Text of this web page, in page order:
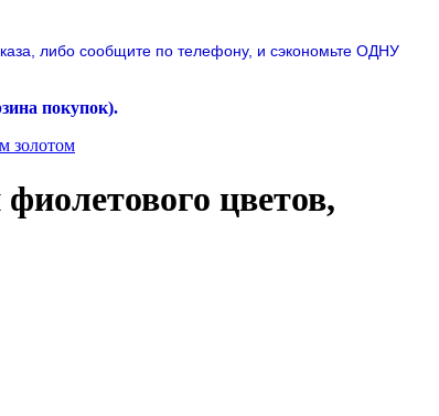
либо сообщите по телефону, и сэкономьте ОДНУ
покупок).
золотом
цветов,